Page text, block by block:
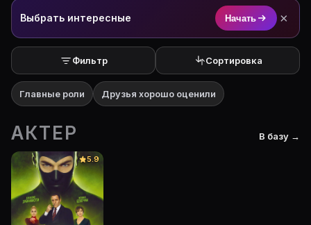
Выбрать интересные Начать ×
Фильтр Сортировка
Главные роли Друзья хорошо оценили
АКТЕР В базу →
5.9